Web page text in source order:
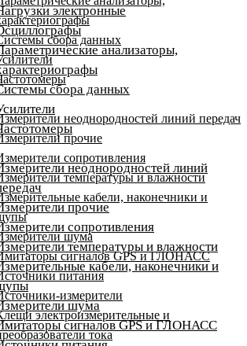
сбора данных
неоднородностей линий передач
прочие
сопротивления
температуры и влажности
кабели, наконечники и
шума
сигналов GPS и ГЛОНАСС
питания
измерители
электроизмерительные и
тока
электронные
анализаторы,
сбора данных
неоднородностей линий
прочие
сопротивления
температуры и влажности
кабели, наконечники и
шума
сигналов GPS и ГЛОНАСС